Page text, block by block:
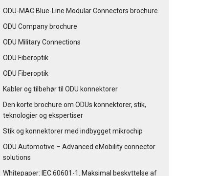
ODU-MAC Blue-Line Modular Connectors brochure
ODU Company brochure
ODU Military Connections
ODU Fiberoptik
ODU Fiberoptik
Kabler og tilbehør til ODU konnektorer
Den korte brochure om ODUs konnektorer, stik,
teknologier og ekspertiser
Stik og konnektorer med indbygget mikrochip
ODU Automotive – Advanced eMobility connector
solutions
Whitepaper: IEC 60601-1. Maksimal beskyttelse af